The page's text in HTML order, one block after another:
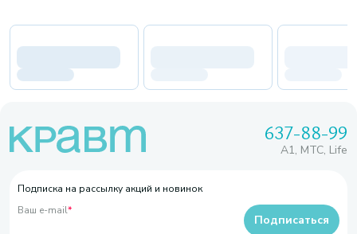
637-88-99
A1, МТС, Life
Подписка на рассылку акций и новинок
Ваш e-mail*
Подписаться